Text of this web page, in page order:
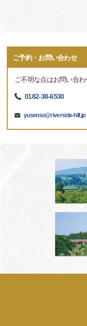
ご予約・お問い合わせ
ご不明な点はお問い合わ
0182-38-6530
yusenso@riverside-hill.jp